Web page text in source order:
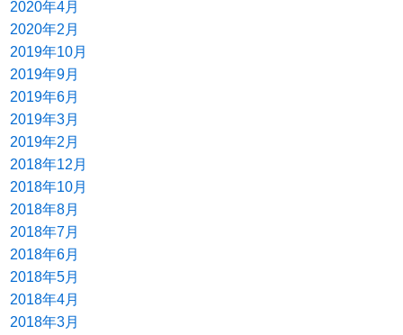
2020年4月
2020年2月
2019年10月
2019年9月
2019年6月
2019年3月
2019年2月
2018年12月
2018年10月
2018年8月
2018年7月
2018年6月
2018年5月
2018年4月
2018年3月